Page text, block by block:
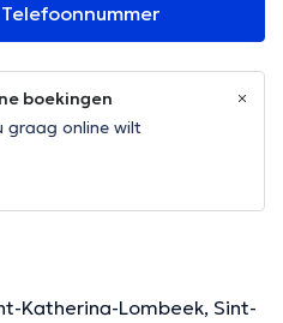
boekingen
graag online wilt
Katherina-Lombeek, Sint-